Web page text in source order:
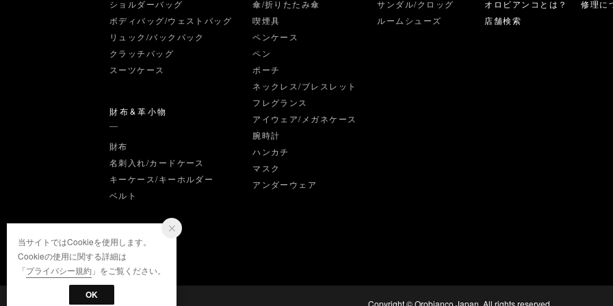
ショルダーバッグ
ボディバッグ/ウェストバッグ
リュック/バックパック
クラッチバッグ
スーツケース
財布&革小物
財布
名刺入れ/カードケース
キーケース/キーホルダー
ベルト
傘/折りたたみ傘
喫煙具
ペンケース
ペン
ポーチ
ネックレス/ブレスレット
フレグランス
アイウェア/メガネケース
腕時計
ハンカチ
マスク
アンダーウェア
サンダル/クロッグ
ルームシューズ
オロビアンコとは？
店舗検索
修理に
Copyright © Orobianco Japan. All rights reserved.
当サイトではCookieを使用します。
Cookieの使用に関する詳細は
「プライバシー規約 」をご覧ください。
OK